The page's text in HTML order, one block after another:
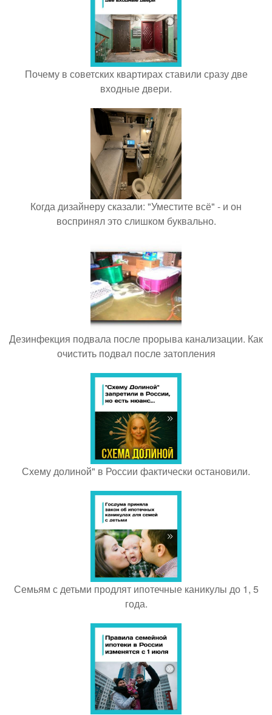
Почему в советских квартирах ставили сразу две
входные двери.
Когда дизайнеру сказали: "Уместите всё" - и он
воспринял это слишком буквально.
Дезинфекция подвала после прорыва канализации. Как
очистить подвал после затопления
Схему долиной" в России фактически остановили.
Семьям с детьми продлят ипотечные каникулы до 1, 5
года.